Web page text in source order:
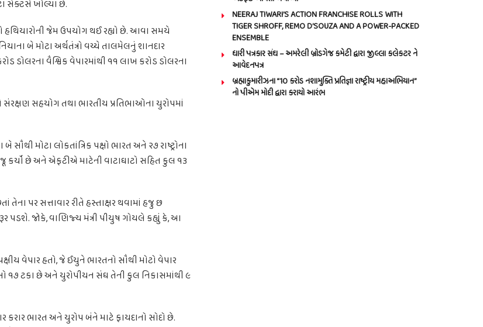
સેક્ટર્સ ખોલ્યા છે.
હથિયારોની જેમ ઉપયોગ થઈ રહ્યો છે. આવા સમયે
બે મોટા અર્થતંત્રો વચ્ચે તાલમેલનું શાનદાર
ડોલરના વૈશ્વિક વેપારમાંથી ૧૧ લાખ કરોડ ડોલરના
સહયોગ તથા ભારતીય પ્રતિભાઓના યુરોપમાં
મોટા લોકતાંત્રિક પક્ષો ભારત અને ૨૭ રાષ્ટ્રોના
છે અને એફટીએ માટેની વાટાઘાટો સહિત કુલ ૧૩
પર સત્તાવાર રીતે હસ્તાક્ષર થવામાં હજુ છ
પડશે. જોકે, વાણિજ્ય મંત્રી પીયુષ ગોયલે કહ્યું કે, આ
વેપાર હતો, જે ઈયુને ભારતનો સૌથી મોટો વેપાર
૧૭ ટકા છે અને યુરોપીયન સંઘ તેની કુલ નિકાસમાંથી ૯
ભારત અને યુરોપ બંને માટે ફાયદાનો સોદો છે.
NEERAJ TIWARI’S ACTION FRANCHISE ROLLS WITH
TIGER SHROFF, REMO D’SOUZA AND A POWER-PACKED
ENSEMBLE
ધારી પત્રકાર સંઘ – અમરેલી બ્રોડગેજ કમેટી દ્વારા જીલ્લા કલેકટર ને
આવેદનપત્ર
બ્રહ્માકુમારીઝના “10 કરોડ નશામુક્તિ પ્રતિજ્ઞા રાષ્ટ્રીય મહાઅભિયાન”
નો પીએમ મોદી દ્વારા કરાયો આરંભ